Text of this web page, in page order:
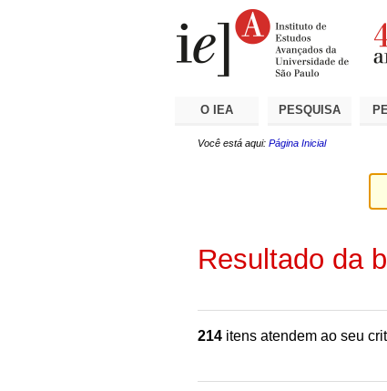
O IEA PESQUISA
Você está aqui: Página Inicial
Resultado da
214 itens atendem ao seu